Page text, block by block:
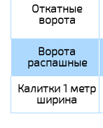
Откатные
ворота
Ворота
распашные
Калитки 1 метр
ширина